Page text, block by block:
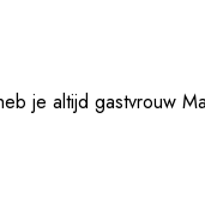
je altijd gastvrouw